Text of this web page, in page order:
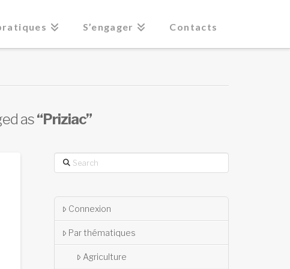
S’engager Contacts
as“Priziac”
Search
Connexion
Par thématiques
Agriculture